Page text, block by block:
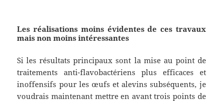
Les réalisations moins évidentes de ces travaux
mais non moins intéressantes
Si les résultats principaux sont la mise au point de
traitements anti-flavobactériens plus efficaces et
inoffensifs pour les œufs et alevins subséquents, je
voudrais maintenant mettre en avant trois points de